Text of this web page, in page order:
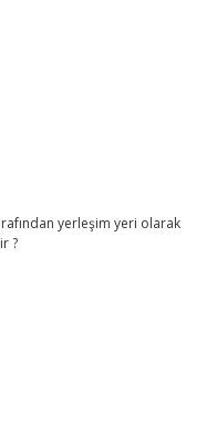
yerleşim yeri olarak
?